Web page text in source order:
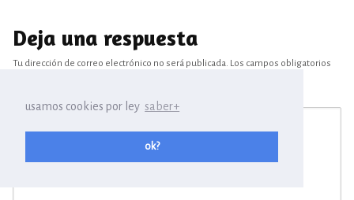
Deja una respuesta
Tu dirección de correo electrónico no será publicada. Los campos obligatorios
usamos cookies por ley saber+
ok?